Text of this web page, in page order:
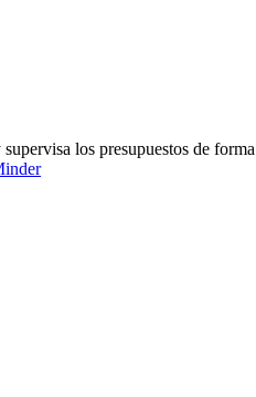
los presupuestos de